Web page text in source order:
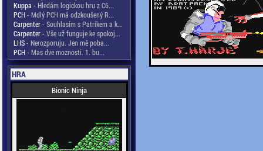
Kuppa - Hledám logickou hru z C6...
PCH- Mdlý PCH má odzkoušený R...
Carpenter- Souhlasím s Patrikem a k...
Carpenter- Vše už funguje ke spokoj...
LHS- Nerozporuju. Jen mě poba...
PCH- Mas dve moznosti. 1. bu...
HRA
Bionic Ninja